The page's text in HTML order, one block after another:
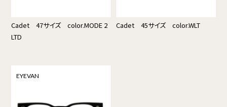
Cadet 47サイズ color.MODE 2
LTD
Cadet 45サイズ color.WLT
EYEVAN